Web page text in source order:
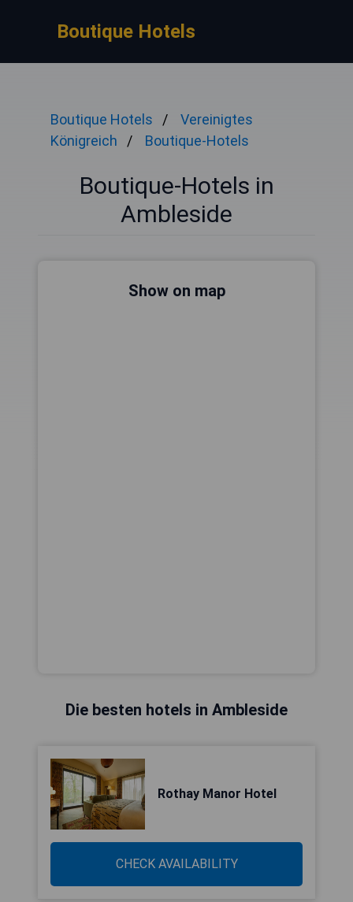
Boutique Hotels
Boutique Hotels
Vereinigtes
Königreich
Boutique-Hotels
Boutique-Hotels in
Ambleside
Show on map
Die besten hotels in Ambleside
Rothay Manor Hotel
CHECK AVAILABILITY